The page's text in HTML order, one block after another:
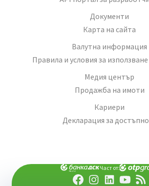
Документи
Карта на сайта
Валутна информация
Правила и условия за
Медия център
Продажба на имоти
Кариери
Декларация за
Част от: